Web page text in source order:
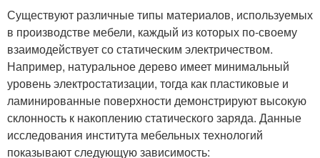
Существуют различные типы материалов, используемых
в производстве мебели, каждый из которых по-своему
взаимодействует со статическим электричеством.
Например, натуральное дерево имеет минимальный
уровень электростатизации, тогда как пластиковые и
ламинированные поверхности демонстрируют высокую
склонность к накоплению статического заряда. Данные
исследования института мебельных технологий
показывают следующую зависимость: